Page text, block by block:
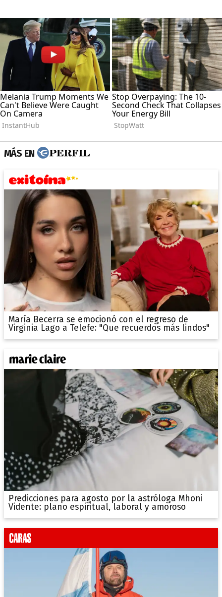
MÁS EN
María Becerra se emocionó con el regreso de
Virginia Lago a Telefe: "Que recuerdos más lindos"
Predicciones para agosto por la astróloga Mhoni
Vidente: plano espiritual, laboral y amoroso